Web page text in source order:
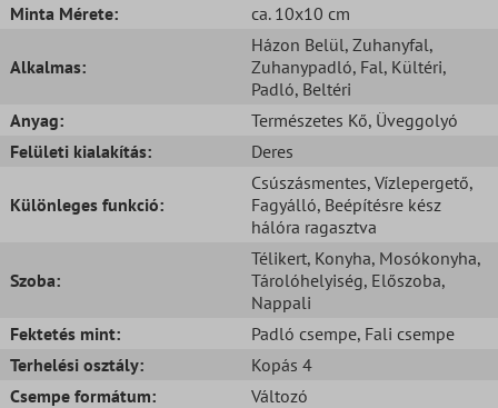
Minta Mérete:
ca. 10x10 cm
Alkalmas:
Házon Belül, Zuhanyfal,
Zuhanypadló, Fal, Kültéri,
Padló, Beltéri
Anyag:
Természetes Kő, Üveggolyó
Felületi kialakítás:
Deres
Különleges funkció:
Csúszásmentes, Vízlepergető,
Fagyálló, Beépítésre kész
hálóra ragasztva
Szoba:
Télikert, Konyha, Mosókonyha,
Tárolóhelyiség, Előszoba,
Nappali
Fektetés mint:
Padló csempe, Fali csempe
Terhelési osztály:
Kopás 4
Csempe formátum:
Változó